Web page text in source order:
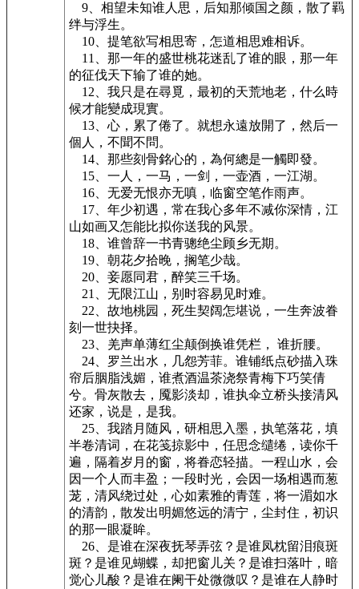
9、相望未知谁人思，后知那倾国之颜，散了羁
绊与浮生。
10、提笔欲写相思寄，怎道相思难相诉。
11、那一年的盛世桃花迷乱了谁的眼，那一年
的征伐天下输了谁的她。
12、我只是在尋覓，最初的天荒地老，什么時
候才能變成現實。
13、心，累了倦了。就想永遠放開了，然后一
個人，不聞不問。
14、那些刻骨銘心的，為何總是一觸即發。
15、一人，一马，一剑，一壶酒，一江湖。
16、无爱无恨亦无嗔，临窗空笔作雨声。
17、年少初遇，常在我心多年不减你深情，江
山如画又怎能比拟你送我的风景。
18、谁曾辞一书青骢绝尘顾乡无期。
19、朝花夕拾晚，搁笔少哉。
20、妾愿同君，醉笑三千场。
21、无限江山，别时容易见时难。
22、故地桃园，死生契阔怎堪说，一生奔波眷
刻一世抉择。
23、羌声单薄红尘颠倒换谁凭栏， 谁折腰。
24、罗兰出水，几怨芳菲。谁铺纸点砂描入珠
帘后胭脂浅媚，谁煮酒温茶浇祭青梅下巧笑倩
兮。骨灰散去，魇影淡却，谁执伞立桥头接清风
还家，说是，是我。
25、我踏月随风，研相思入墨，执笔落花，填
半卷清词，在花笺掠影中，任思念缱绻，读你千
遍，隔着岁月的窗，将眷恋轻描。一程山水，会
因一个人而丰盈；一段时光，会因一场相遇而葱
茏，清风绕过处，心如素雅的青莲，将一湄如水
的清韵，散发出明媚悠远的清宁，尘封住，初识
的那一眼凝眸。
26、是谁在深夜抚琴弄弦？是谁凤枕留泪痕斑
斑？是谁见蝴蝶，却把窗儿关？是谁扫落叶，暗
觉心儿酸？是谁在阑干处微微叹？是谁在人静时